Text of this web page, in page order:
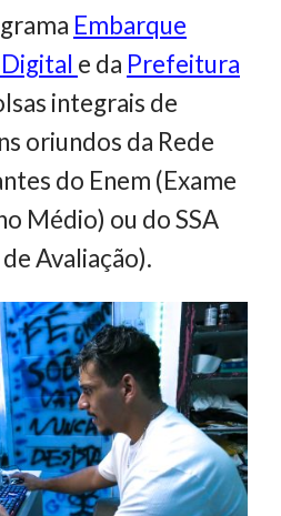
Embarque
e da Prefeitura
integrais de
oriundos da Rede
do Enem (Exame
Médio) ou do SSA
Avaliação).